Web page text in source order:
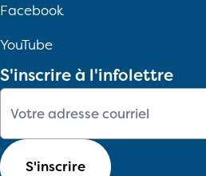
Facebook
YouTube
S'inscrire à l'infolettre
S'inscrire